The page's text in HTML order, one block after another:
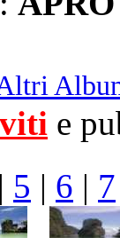
e
| 5 | 6 | 7